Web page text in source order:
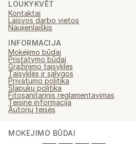
LOUKYKVĚT
Kontaktai
Laisvos darbo vietos
Naujienlaiškis
INFORMACIJA
Mokėjimo būdai
Pristatymo būdai
Grąžinimo taisyklės
Taisyklės ir sąlygos
Privatumo politika
Slapukų politika
Fitosanitarinis reglamentavimas
Teisinė informacija
Autorių teisės
MOKĖJIMO BŪDAI